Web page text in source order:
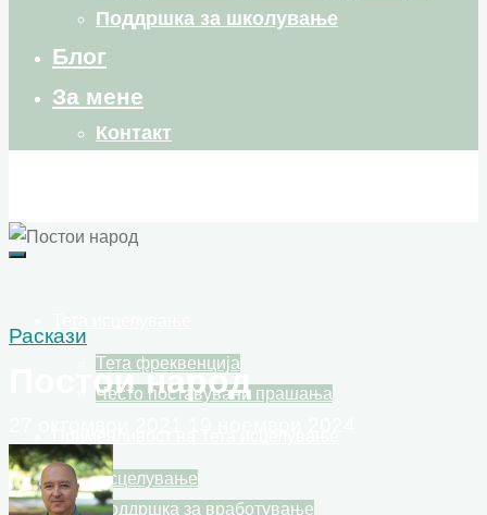
Поддршка за школување
Блог
За мене
Контакт
Тета фреквенција
Често поставувани прашања
Исцелување
Поддршка за вработување
Раскази
Постои народ